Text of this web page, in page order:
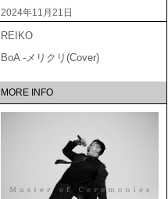
2024年11月21日
REIKO
BoA -メリクリ(Cover)
MORE INFO